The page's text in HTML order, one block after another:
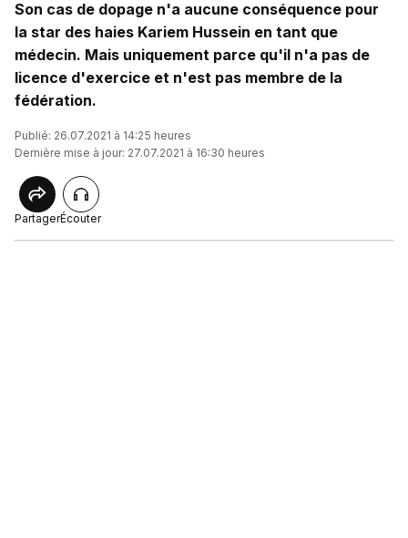
Son cas de dopage n'a aucune conséquence pour
la star des haies Kariem Hussein en tant que
médecin. Mais uniquement parce qu'il n'a pas de
licence d'exercice et n'est pas membre de la
fédération.
Publié: 26.07.2021 à 14:25 heures
Dernière mise à jour: 27.07.2021 à 16:30 heures
PartagerÉcouter